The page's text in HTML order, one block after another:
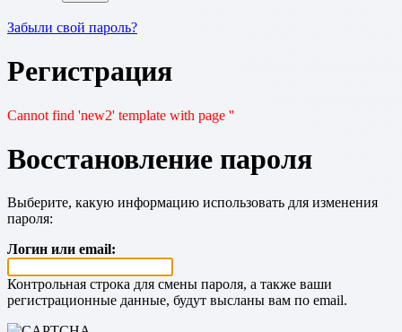
Забыли свой пароль?
Регистрация
Cannot find 'new2' template with page ''
Восстановление пароля
Выберите, какую информацию использовать для изменения
пароля:
Логин или email:
Контрольная строка для смены пароля, а также ваши
регистрационные данные, будут высланы вам по email.